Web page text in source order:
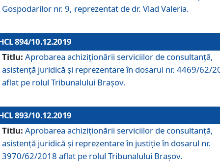
Gospodarilor nr. 9, reprezentat de dr. Vlad Valeria.
894/10.12.2019
Titlu: Aprobarea achiziţionării serviciilor de consultanţă,
asistenţă juridică şi reprezentare în dosarul nr. 4469/62/
aflat pe rolul Tribunalului Braşov.
893/10.12.2019
Titlu: Aprobarea achiziţionării serviciilor de consultanţă,
asistenţă juridică şi reprezentare în justiţie în dosarul nr.
3970/62/2018 aflat pe rolul Tribunalului Braşov.